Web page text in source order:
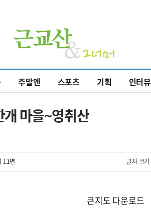
주말엔 스포츠 기획 인터뷰
마을~영취산
11면 글자 크기
큰지도 다운로드